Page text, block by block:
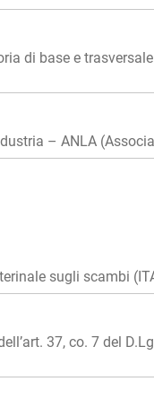
di base e
– ANLA
sugli scambi
37, co. 7 del